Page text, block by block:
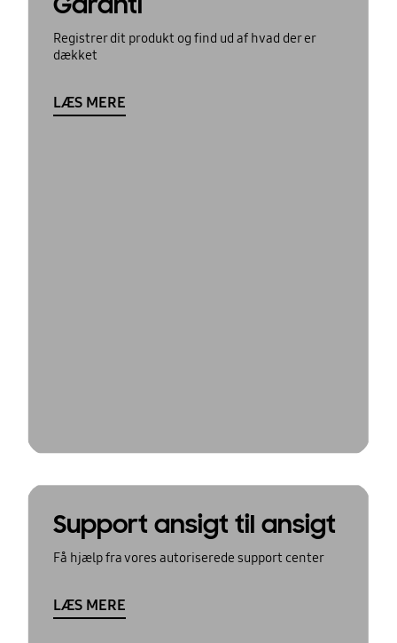
Registrer dit produkt og find ud af hvad der er
dækket
LÆS MERE
Support ansigt til ansigt
Få hjælp fra vores autoriserede support center
LÆS MERE